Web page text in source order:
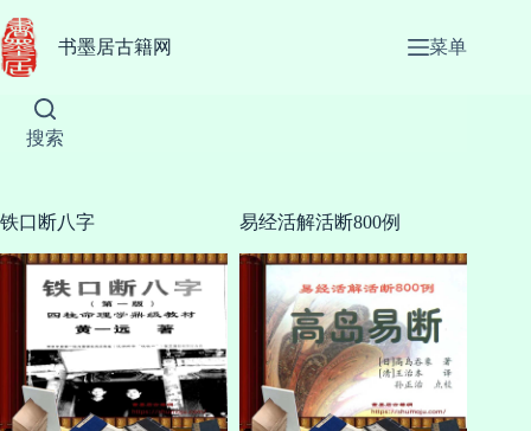
至
内
书墨居古籍网 菜单
搜索
铁口断八字 易经活解活断800例